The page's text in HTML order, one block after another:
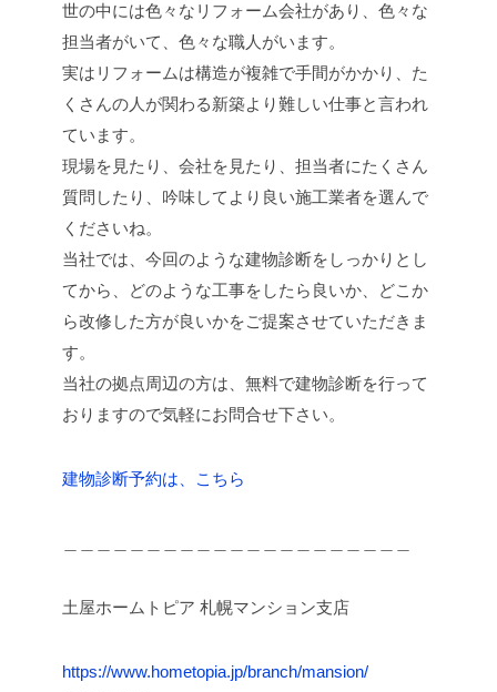
世の中には色々なリフォーム会社があり、色々な
担当者がいて、色々な職人がいます。
実はリフォームは構造が複雑で手間がかかり、た
くさんの人が関わる新築より難しい仕事と言われ
ています。
現場を見たり、会社を見たり、担当者にたくさん
質問したり、吟味してより良い施工業者を選んで
くださいね。
当社では、今回のような建物診断をしっかりとし
てから、どのような工事をしたら良いか、どこか
ら改修した方が良いかをご提案させていただきま
す。
当社の拠点周辺の方は、無料で建物診断を行って
おりますので気軽にお問合せ下さい。
建物診断予約は、こちら
⼟屋ホームトピア 札幌マンション支店
https://www.hometopia.jp/branch/mansion/